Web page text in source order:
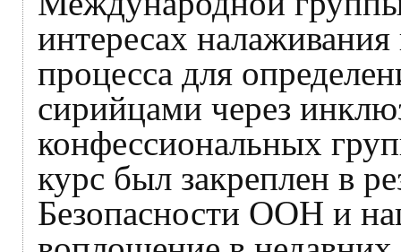
интересах
процесса для
сирийцами через
конфессиональных
курс был закреплен в
Безопасности ООН и